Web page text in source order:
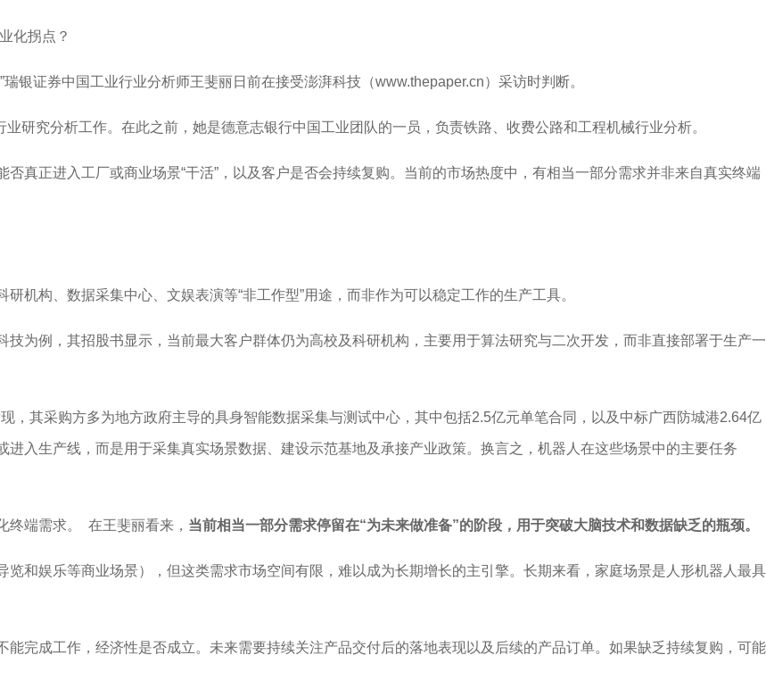
化拐点？
银证券中国工业行业分析师王斐丽日前在接受澎湃科技（www.thepaper.cn）采访时判断。
研究分析工作。在此之前，她是德意志银行中国工业团队的一员，负责铁路、收费公路和工程机械行业分析。
真正进入工厂或商业场景“干活”，以及客户是否会持续复购。当前的市场热度中，有相当一部分需求并非来自真实终端
机构、数据采集中心、文娱表演等“非工作型”用途，而非作为可以稳定工作的生产工具。
为例，其招股书显示，当前最大客户群体仍为高校及科研机构，主要用于算法研究与二次开发，而非直接部署于生产一
，其采购方多为地方政府主导的具身智能数据采集与测试中心，其中包括2.5亿元单笔合同，以及中标广西防城港2.64亿
入生产线，而是用于采集真实场景数据、建设示范基地及承接产业政策。换言之，机器人在这些场景中的主要任务
终端需求。 在王斐丽看来， 当前相当一部分需求停留在“为未来做准备”的阶段，用于突破大脑技术和数据缺乏的瓶颈。
和娱乐等商业场景），但这类需求市场空间有限，难以成为长期增长的主引擎。长期来看，家庭场景是人形机器人最具
完成工作，经济性是否成立。未来需要持续关注产品交付后的落地表现以及后续的产品订单。如果缺乏持续复购，可能